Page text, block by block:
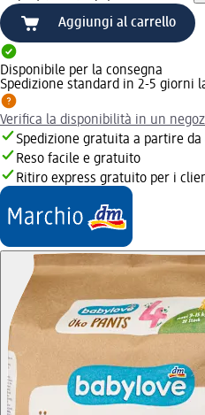
Aggiungi al carrello
Disponibile per la consegna
Spedizione standard in 2-5 giorni
Verifica la disponibilità in un
Spedizione gratuita a partire da
Reso facile e gratuito
Ritiro express gratuito per i